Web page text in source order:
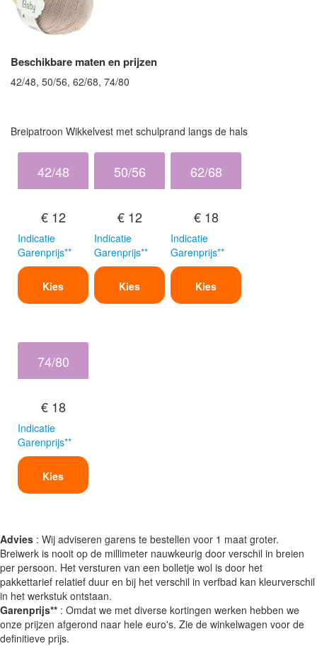
Beschikbare maten en prijzen
42/48, 50/56, 62/68, 74/80
Breipatroon Wikkelvest met schulprand langs de hals
42/48
€ 12
Indicatie
Garenprijs**
Kies
50/56
€ 12
Indicatie
Garenprijs**
Kies
62/68
€ 18
Indicatie
Garenprijs**
Kies
74/80
€ 18
Indicatie
Garenprijs**
Kies
Advies : Wij adviseren garens te bestellen voor 1 maat groter.
Breiwerk is nooit op de millimeter nauwkeurig door verschil in breien
per persoon. Het versturen van een bolletje wol is door het
pakkettarief relatief duur en bij het verschil in verfbad kan kleurverschil
in het werkstuk ontstaan.
Garenprijs** : Omdat we met diverse kortingen werken hebben we
onze prijzen afgerond naar hele euro's. Zie de winkelwagen voor de
definitieve prijs.